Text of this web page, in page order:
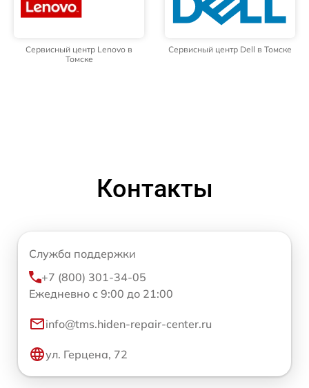
Сервисный центр Lenovo в
Томске
Сервисный центр Dell в Томске
Контакты
Служба поддержки
+7 (800) 301-34-05
Ежедневно с 9:00 до 21:00
info@tms.hiden-repair-center.ru
ул. Герцена, 72